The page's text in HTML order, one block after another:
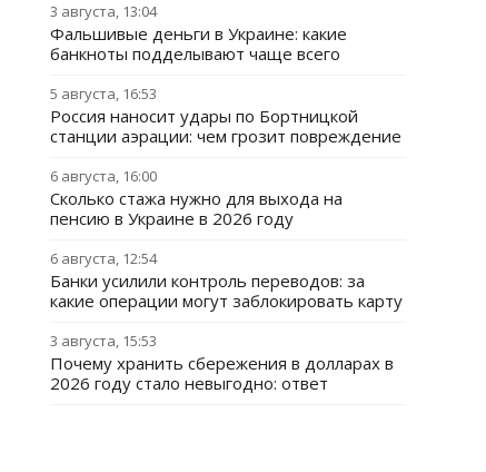
3 августа, 13:04
Фальшивые деньги в Украине: какие
банкноты подделывают чаще всего
5 августа, 16:53
Россия наносит удары по Бортницкой
станции аэрации: чем грозит повреждение
6 августа, 16:00
Сколько стажа нужно для выхода на
пенсию в Украине в 2026 году
6 августа, 12:54
Банки усилили контроль переводов: за
какие операции могут заблокировать карту
3 августа, 15:53
Почему хранить сбережения в долларах в
2026 году стало невыгодно: ответ